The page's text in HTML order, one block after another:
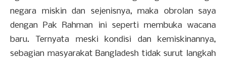
negara miskin dan sejenisnya, maka obrolan saya
dengan Pak Rahman ini seperti membuka wacana
baru. Ternyata meski kondisi dan kemiskinannya,
sebagian masyarakat Bangladesh tidak surut langkah